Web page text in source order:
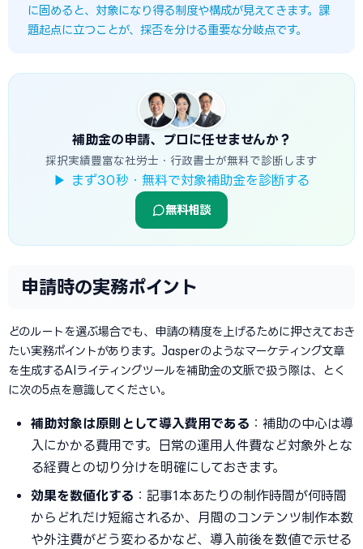
に固めると、対象になり得る制度や構成が見えてきます。課
題起点に立つことが、採否を分ける重要な分岐点です。
補助金の申請、プロに任せませんか？
採択実績豊富な社労士・行政書士が無料で診断します
▶ まず30秒・無料で対象補助金を診断する
無料相談
申請時の実務ポイント
どのルートを選ぶ場合でも、申請の精度を上げるために押さえておき
たい実務ポイントがあります。Jasperのようなマーケティング文章
を生成するAIライティングツールを補助金の文脈で扱う際は、とく
に次の5点を意識してください。
補助対象は原則として導入費用である ：補助の中心は導
入にかかる費用です。日常の運用人件費など対象外とな
る経費との切り分けを明確にしておきます。
効果を数値化する ：記事1本あたりの制作時間が何時間
からどれだけ短縮されるか、月間のコンテンツ制作本数
や外注費がどう変わるかなど、導入前後を数値で示せる